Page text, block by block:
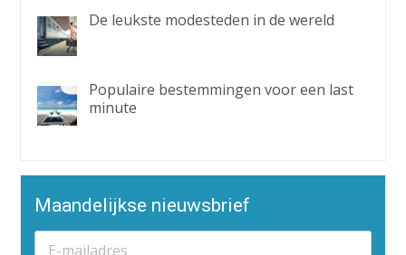
De leukste modesteden in de wereld
Populaire bestemmingen voor een last
minute
Maandelijkse nieuwsbrief